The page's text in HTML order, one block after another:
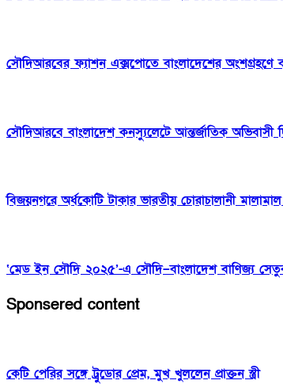
সৌদিআরবের ফ্যাশন এক্সপোতে বাংলাদেশের অংশগ্রহণে
সৌদিআরবে বাংলাদেশ কনস্যুলেটে আন্তর্জাতিক
বিজয়নগরে অর্ধকোটি টাকার ভারতীয় চোরাচালানী
‘মেড ইন সৌদি ২০২৫’-এ সৌদি–বাংলাদেশ বাণিজ্য
Sponsered content
কেটি পেরির সঙ্গে ট্রুডোর প্রেম, মুখ খুললেন প্রাক্তন স্ত্রী